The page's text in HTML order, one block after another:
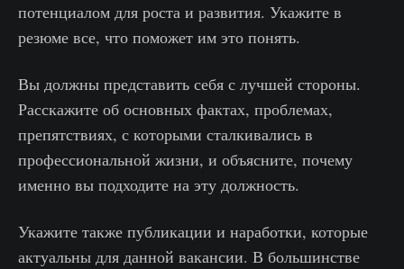
потенциалом для роста и развития. Укажите в
резюме все, что поможет им это понять.
Вы должны представить себя с лучшей стороны.
Расскажите об основных фактах, проблемах,
препятствиях, с которыми сталкивались в
профессиональной жизни, и объясните, почему
именно вы подходите на эту должность.
Укажите также публикации и наработки, которые
актуальны для данной вакансии. В большинстве